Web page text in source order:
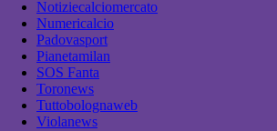
Notiziecalciomercato
Numericalcio
Padovasport
Pianetamilan
SOS Fanta
Toronews
Tuttobolognaweb
Violanews